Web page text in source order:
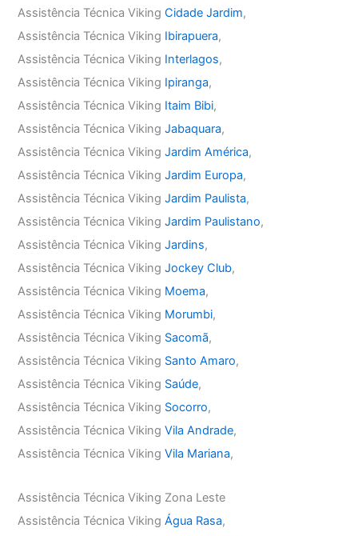
Assistência Técnica VikingCidade Jardim,
Assistência Técnica Viking Ibirapuera,
Assistência Técnica Viking Interlagos,
Assistência Técnica Viking Ipiranga,
Assistência Técnica Viking Itaim Bibi,
Assistência Técnica VikingJabaquara,
Assistência Técnica VikingJardim América,
Assistência Técnica VikingJardim Europa,
Assistência Técnica VikingJardim Paulista,
Assistência Técnica VikingJardim Paulistano,
Assistência Técnica VikingJardins,
Assistência Técnica VikingJockey Club,
Assistência Técnica Viking Moema,
Assistência Técnica Viking Morumbi,
Assistência Técnica Viking Sacomã,
Assistência Técnica Viking Santo Amaro,
Assistência Técnica Viking Saúde,
Assistência Técnica Viking Socorro,
Assistência Técnica VikingVila Andrade,
Assistência Técnica VikingVila Mariana,
Assistência Técnica Viking Zona Leste
Assistência Técnica VikingÁgua Rasa,